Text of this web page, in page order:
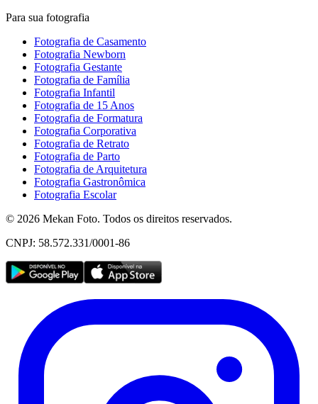
Para sua fotografia
Fotografia de Casamento
Fotografia Newborn
Fotografia Gestante
Fotografia de Família
Fotografia Infantil
Fotografia de 15 Anos
Fotografia de Formatura
Fotografia Corporativa
Fotografia de Retrato
Fotografia de Parto
Fotografia de Arquitetura
Fotografia Gastronômica
Fotografia Escolar
© 2026 Mekan Foto. Todos os direitos reservados.
CNPJ: 58.572.331/0001-86